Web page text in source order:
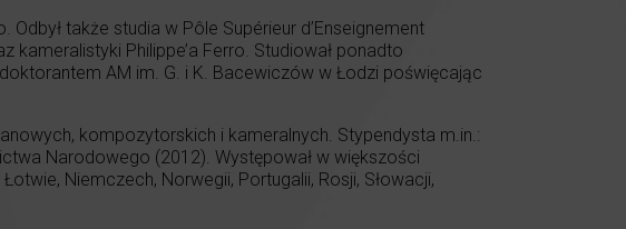
także studia w Pôle Supérieur d’Enseignement
Philippe’a Ferro. Studiował ponadto
AM im. G. i K. Bacewiczów w Łodzi poświęcając
kompozytorskich i kameralnych. Stypendysta m.in.:
Narodowego (2012). Występował w większości
Niemczech, Norwegii, Portugalii, Rosji, Słowacji,